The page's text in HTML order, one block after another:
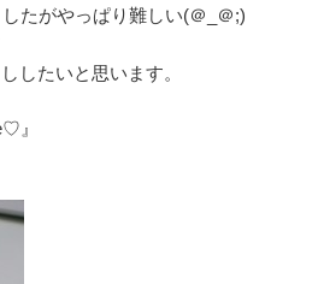
たがやっぱり難しい(＠_＠;)
したいと思います。
』